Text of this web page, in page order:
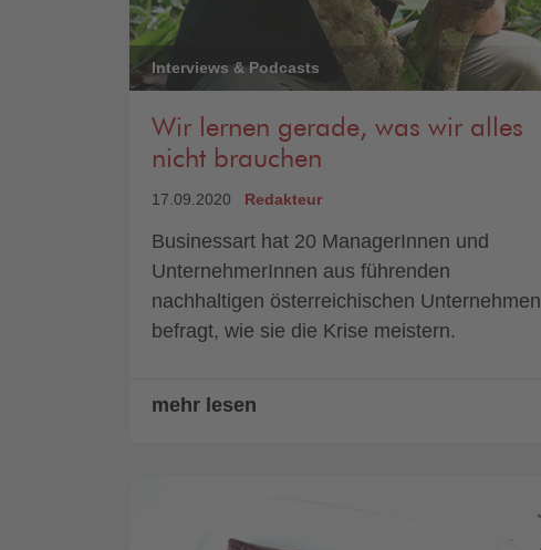
Interviews & Podcasts
Wir lernen gerade, was wir alles
nicht brauchen
17.09.2020 Redakteur
Businessart hat 20 ManagerInnen und
UnternehmerInnen aus führenden
nachhaltigen österreichischen Unternehmen
befragt, wie sie die Krise meistern.
mehr lesen